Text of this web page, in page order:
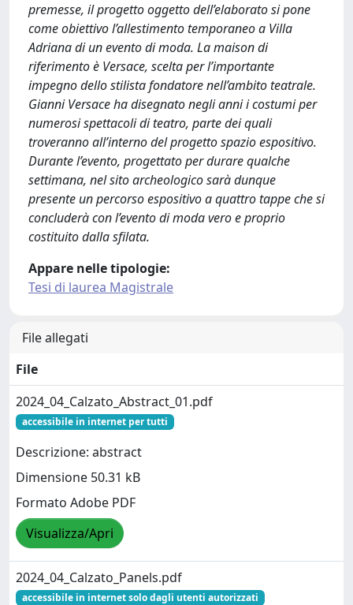
premesse, il progetto oggetto dell’elaborato si pone
come obiettivo l’allestimento temporaneo a Villa
Adriana di un evento di moda. La maison di
riferimento è Versace, scelta per l’importante
impegno dello stilista fondatore nell’ambito teatrale.
Gianni Versace ha disegnato negli anni i costumi per
numerosi spettacoli di teatro, parte dei quali
troveranno all’interno del progetto spazio espositivo.
Durante l’evento, progettato per durare qualche
settimana, nel sito archeologico sarà dunque
presente un percorso espositivo a quattro tappe che si
concluderà con l’evento di moda vero e proprio
costituito dalla sfilata.
Appare nelle tipologie:
Tesi di laurea Magistrale
File allegati
File
2024_04_Calzato_Abstract_01.pdf
accessibile in internet per tutti
Descrizione: abstract
Dimensione 50.31 kB
Formato Adobe PDF
Visualizza/Apri
2024_04_Calzato_Panels.pdf
accessibile in internet solo dagli utenti autorizzati